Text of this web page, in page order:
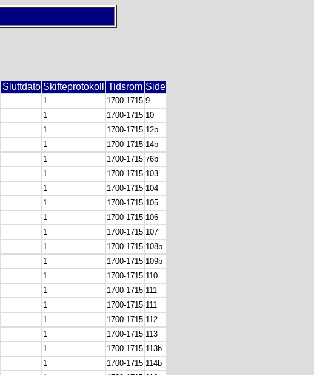
Sluttdato Skifteprotokoll Tidsrom Side
1 1700-1715 9
1 1700-1715 10
1 1700-1715 12b
1 1700-1715 14b
1 1700-1715 76b
1 1700-1715 103
1 1700-1715 104
1 1700-1715 105
1 1700-1715 106
1 1700-1715 107
1 1700-1715 108b
1 1700-1715 109b
1 1700-1715 110
1 1700-1715 111
1 1700-1715 111
1 1700-1715 112
1 1700-1715 113
1 1700-1715 113b
1 1700-1715 114b